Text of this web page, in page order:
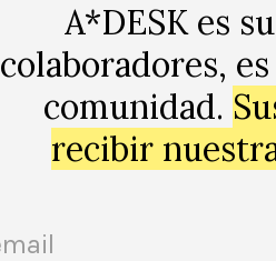
A*DESK es
colaboradores,
comunidad.
recibir